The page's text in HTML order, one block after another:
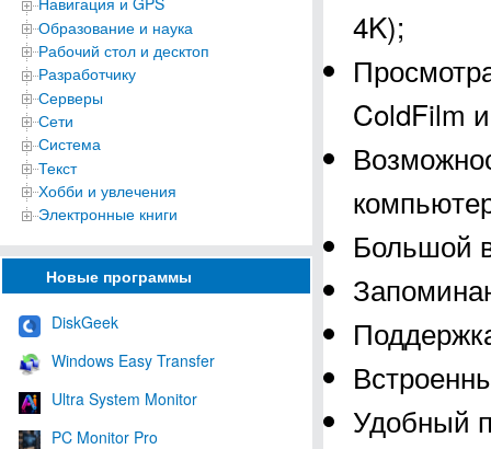
Образование и наука
Рабочий стол и десктоп
Разработчику
Серверы
Сети
Система
Текст
Хобби и увлечения
Электронные книги
Новые программы
DiskGeek
Windows Easy Transfer
Ultra System Monitor
PC Monitor Pro
4K);
ColdFilm
Большой
Удобный